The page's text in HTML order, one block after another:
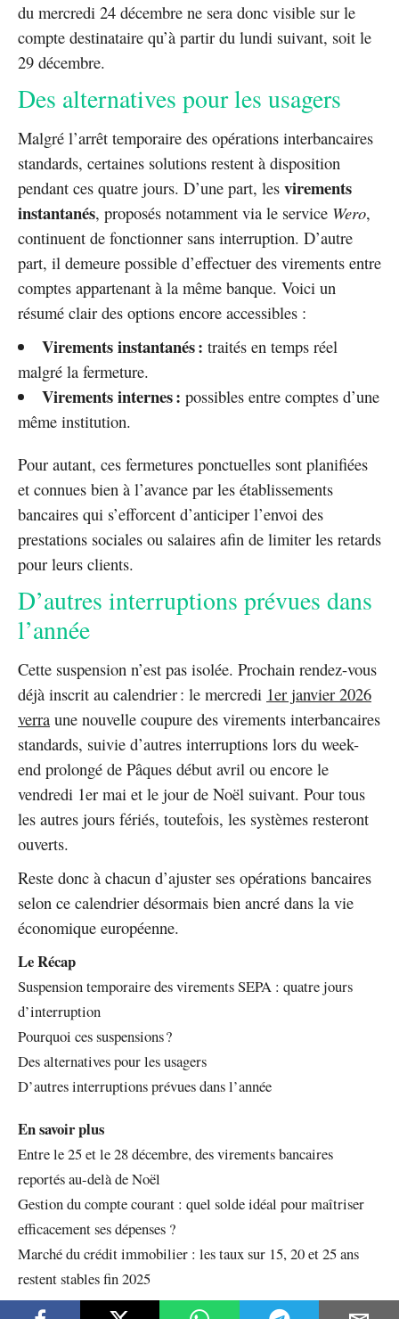
du mercredi 24 décembre ne sera donc visible sur le
compte destinataire qu’à partir du lundi suivant, soit le
29 décembre.
Des alternatives pour les usagers
Malgré l’arrêt temporaire des opérations interbancaires
standards, certaines solutions restent à disposition
pendant ces quatre jours. D’une part, les virements
instantanés, proposés notamment via le service Wero,
continuent de fonctionner sans interruption. D’autre
part, il demeure possible d’effectuer des virements entre
comptes appartenant à la même banque. Voici un
résumé clair des options encore accessibles :
Virements instantanés : traités en temps réel
malgré la fermeture.
Virements internes : possibles entre comptes d’une
même institution.
Pour autant, ces fermetures ponctuelles sont planifiées
et connues bien à l’avance par les établissements
bancaires qui s’efforcent d’anticiper l’envoi des
prestations sociales ou salaires afin de limiter les retards
pour leurs clients.
D’autres interruptions prévues dans
l’année
Cette suspension n’est pas isolée. Prochain rendez-vous
déjà inscrit au calendrier : le mercredi 1er janvier 2026
verra une nouvelle coupure des virements interbancaires
standards, suivie d’autres interruptions lors du week-
end prolongé de Pâques début avril ou encore le
vendredi 1er mai et le jour de Noël suivant. Pour tous
les autres jours fériés, toutefois, les systèmes resteront
ouverts.
Reste donc à chacun d’ajuster ses opérations bancaires
selon ce calendrier désormais bien ancré dans la vie
économique européenne.
Le Récap
Suspension temporaire des virements SEPA : quatre jours
d’interruption
Pourquoi ces suspensions ?
Des alternatives pour les usagers
D’autres interruptions prévues dans l’année
En savoir plus
Entre le 25 et le 28 décembre, des virements bancaires
reportés au-delà de Noël
Gestion du compte courant : quel solde idéal pour maîtriser
efficacement ses dépenses ?
Marché du crédit immobilier : les taux sur 15, 20 et 25 ans
restent stables fin 2025